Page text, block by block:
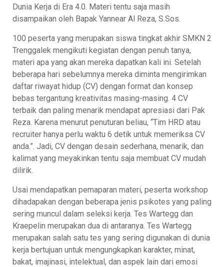
Dunia Kerja di Era 4.0. Materi tentu saja masih
disampaikan oleh Bapak Yannear Al Reza, S.Sos.
100 peserta yang merupakan siswa tingkat akhir SMKN 2
Trenggalek mengikuti kegiatan dengan penuh tanya,
materi apa yang akan mereka dapatkan kali ini. Setelah
beberapa hari sebelumnya mereka diminta mengirimkan
daftar riwayat hidup (CV) dengan format dan konsep
bebas tergantung kreativitas masing-masing. 4 CV
terbaik dan paling menarik mendapat apresiasi dari Pak
Reza. Karena menurut penuturan beliau, “Tim HRD atau
recruiter hanya perlu waktu 6 detik untuk memeriksa CV
anda.”. Jadi, CV dengan desain sederhana, menarik, dan
kalimat yang meyakinkan tentu saja membuat CV mudah
dilirik.
Usai mendapatkan pemaparan materi, peserta workshop
dihadapakan dengan beberapa jenis psikotes yang paling
sering muncul dalam seleksi kerja. Tes Wartegg dan
Kraepelin merupakan dua di antaranya. Tes Wartegg
merupakan salah satu tes yang sering digunakan di dunia
kerja bertujuan untuk mengungkapkan karakter, minat,
bakat, imajinasi, intelektual, dan aspek lain dari emosi